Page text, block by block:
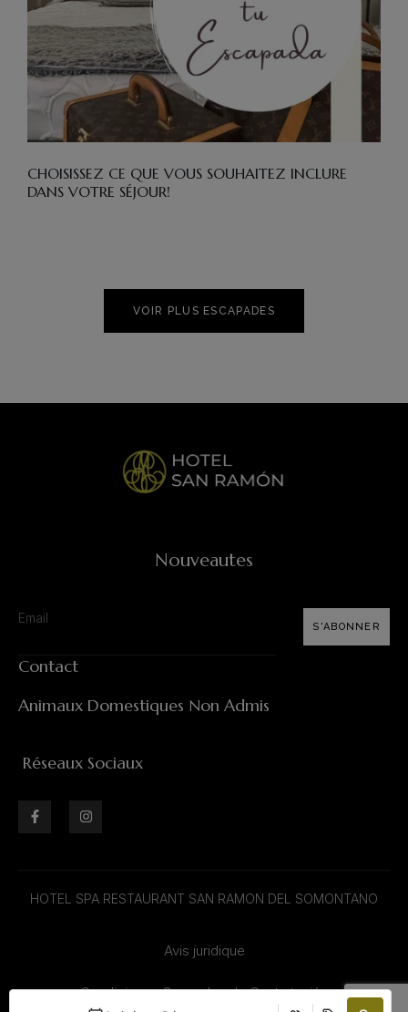
CHOISISSEZ CE QUE VOUS SOUHAITEZ INCLURE
DANS VOTRE SÉJOUR!
VOIR PLUS ESCAPADES
Nouveautes
S'ABONNER
Contact
Animaux Domestiques Non Admis
Réseaux Sociaux
HOTEL SPA RESTAURANT SAN RAMON DEL SOMONTANO
Avis juridique
Condiciones Generales de Contratación